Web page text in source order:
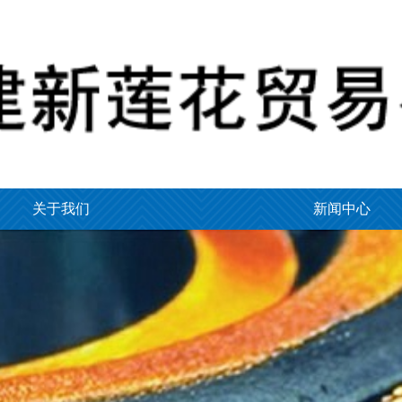
关于我们 新闻中心